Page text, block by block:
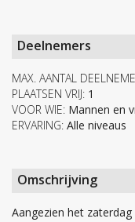
Deelnemers
MAX. AANTAL
PLAATSEN VRIJ: 1
VOOR WIE: Mannen en
ERVARING: Alle niveaus
Omschrijving
Aangezien het